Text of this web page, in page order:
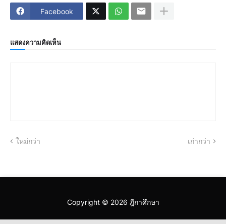
Facebook
แสดงความคิดเห็น
ใหม่กว่า เก่ากว่า
Copyright © 2026 ฎีกาศึกษา